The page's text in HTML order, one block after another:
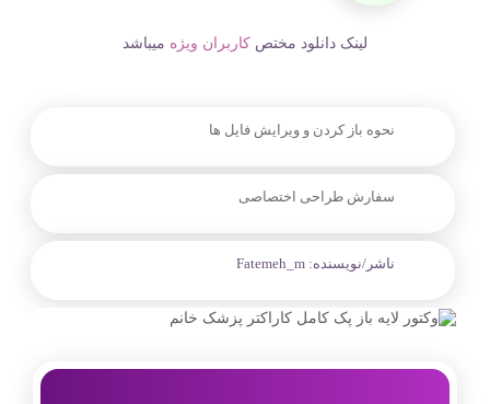
لینک دانلود مختص کاربران ویژه میباشد
نحوه باز کردن و ویرایش فایل ها
سفارش طراحی اختصاصی
ناشر/نویسنده: Fatemeh_m